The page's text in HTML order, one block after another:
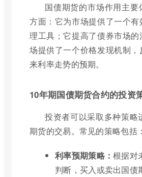
国债期货的市场作用主要
方面：它为市场提供了一个
理工具；它提高了债券市场
场提供了一个价格发现机制
来利率走势的预期。
10年期国债期货合约的投资
投资者可以采取多种策略
期货的交易。常见的策略包括：
利率预期策略：根据对
判断，买入或卖出国债